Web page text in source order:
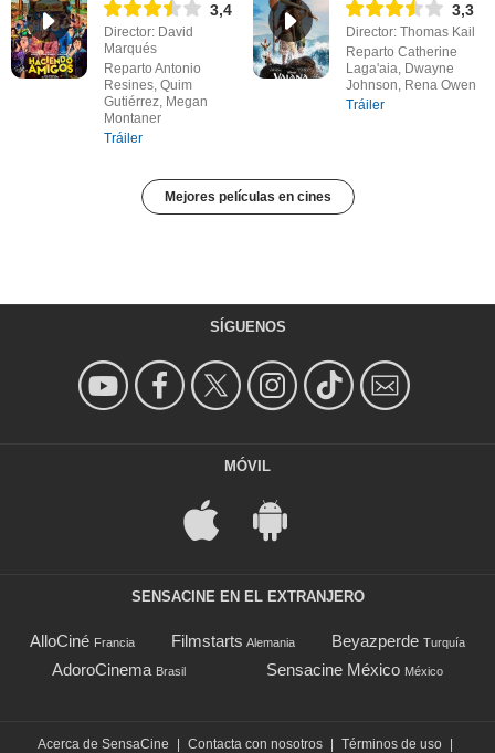
3,4
Director: David
Marqués
Reparto Antonio
Resines, Quim
Gutiérrez, Megan
Montaner
Tráiler
3,3
Director: Thomas Kail
Reparto Catherine
Laga'aia, Dwayne
Johnson, Rena Owen
Tráiler
Mejores películas en cines
SÍGUENOS
MÓVIL
SENSACINE EN EL EXTRANJERO
AlloCiné Francia Filmstarts Alemania Beyazperde Turquía
AdoroCinema Brasil Sensacine México México
Acerca de SensaCine Contacta con nosotros Términos de uso